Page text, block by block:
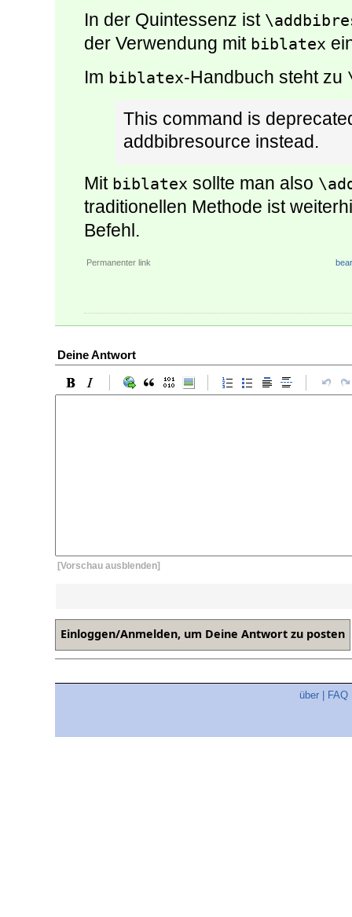
In der Quintessenz ist
der Verwendung mit biblatex
Im biblatex-Handbuch steht zu
This command is
addbibresource instead.
Mit biblatex sollte man also
traditionellen Methode ist
Befehl.
Permanenter link
Deine Antwort
[Vorschau ausblenden]
über FAQ